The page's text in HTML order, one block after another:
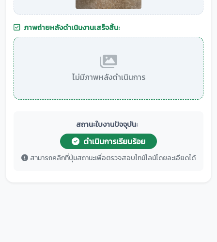
ภาพถ่ายหลังดำเนินงานเสร็จสิ้น:
ไม่มีภาพหลังดำเนินการ
สถานะใบงานปัจจุบัน:
ดำเนินการเรียบร้อย
สามารถคลิกที่ปุ่มสถานะเพื่อตรวจสอบไทม์ไลน์โดยละเอียดได้